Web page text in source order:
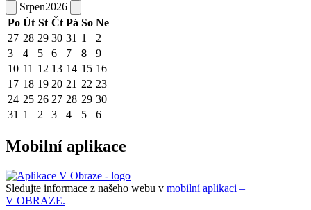
Srpen2026
Po Út St Čt Pá So Ne
27 28 29 30 31 1
2
3
4 5 6 7 8
9
10 11 12 13 14 15 16
17 18 19 20 21 22 23
24 25 26 27 28 29 30
31 1 2 3 4 5 6
Mobilní aplikace
Sledujte informace z našeho webu v mobilní aplikaci –
V OBRAZE.